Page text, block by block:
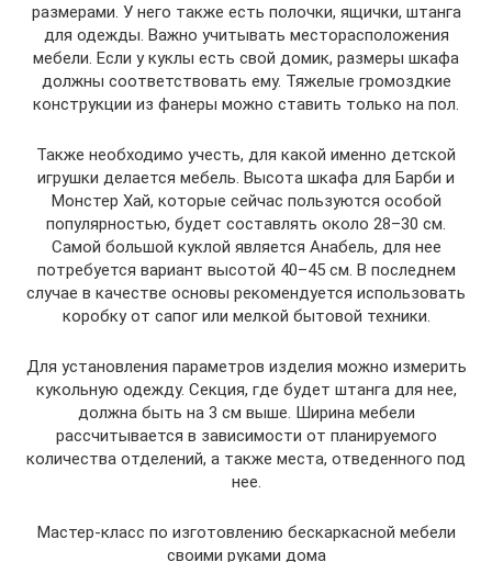
размерами. У него также есть полочки, ящички, штанга
для одежды. Важно учитывать месторасположения
мебели. Если у куклы есть свой домик, размеры шкафа
должны соответствовать ему. Тяжелые громоздкие
конструкции из фанеры можно ставить только на пол.
Также необходимо учесть, для какой именно детской
игрушки делается мебель. Высота шкафа для Барби и
Монстер Хай, которые сейчас пользуются особой
популярностью, будет составлять около 28–30 см.
Самой большой куклой является Анабель, для нее
потребуется вариант высотой 40–45 см. В последнем
случае в качестве основы рекомендуется использовать
коробку от сапог или мелкой бытовой техники.
Для установления параметров изделия можно измерить
кукольную одежду. Секция, где будет штанга для нее,
должна быть на 3 см выше. Ширина мебели
рассчитывается в зависимости от планируемого
количества отделений, а также места, отведенного под
нее.
Мастер-класс по изготовлению бескаркасной мебели
своими руками дома